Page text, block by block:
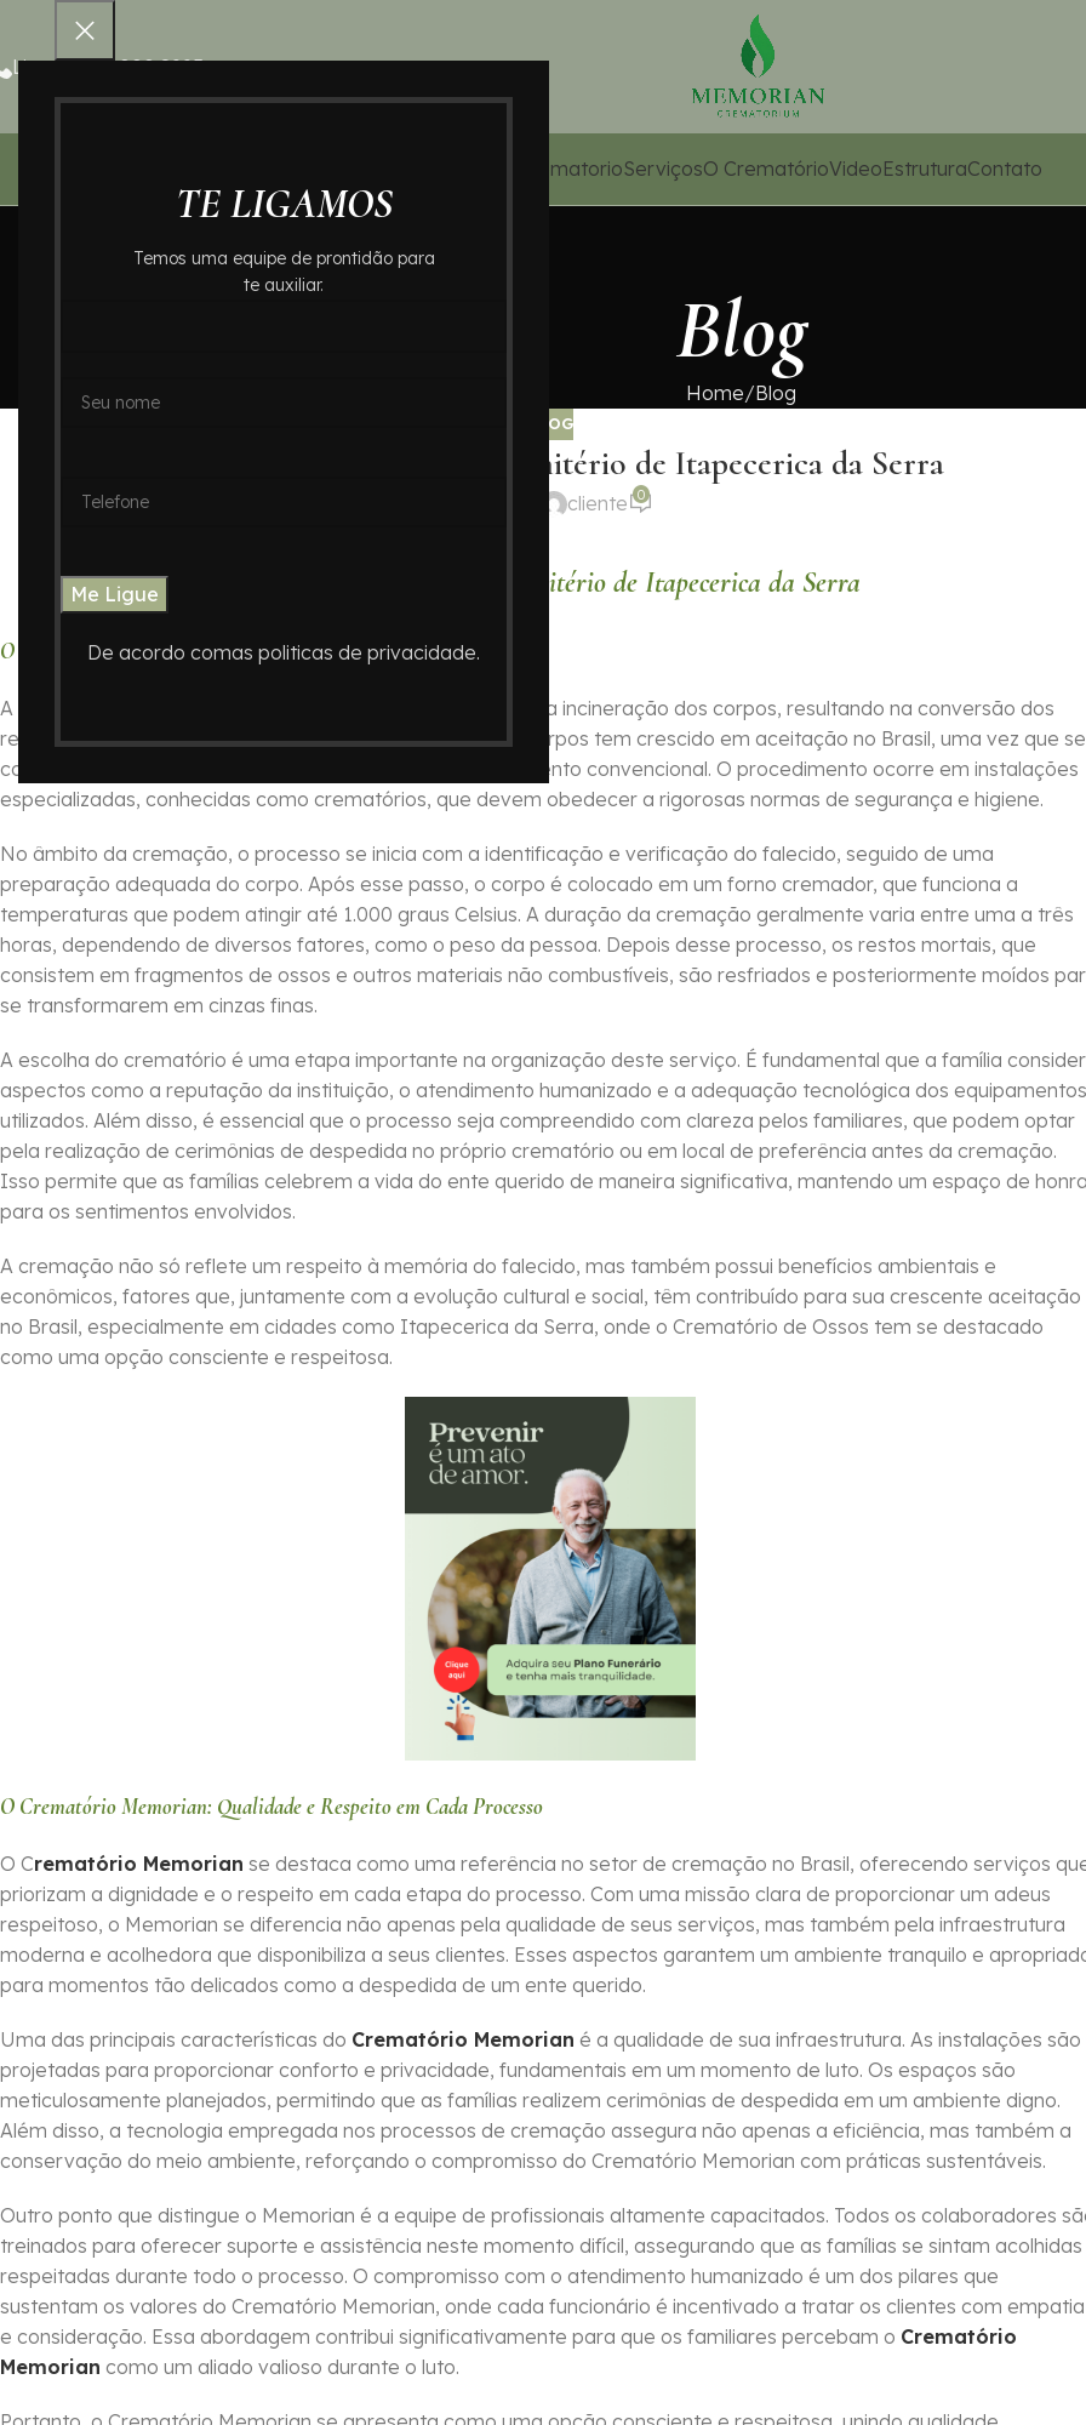
TE LIGAMOS
Temos uma equipe de prontidão para
te auxiliar.
De acordo comas politicas de privacidade.
Ligue 0800 000 8995
Home – CrematorioServiçosO CrematórioVideoEstruturaContato
Blog
Home Blog
BLOG
Crematório de Ossos no Cemitério de Itapecerica da Serra
cliente 0
Crematório de Ossos no Cemitério de Itapecerica da Serra
O que é a Cremação de Restos Mortais?
A cremação de restos mortais é um processo que envolve a incineração dos corpos, resultando na conversão dos
restos mortais em cinzas. Este método de disposição de corpos tem crescido em aceitação no Brasil, uma vez que se
considera uma alternativa viável e respeitosa ao sepultamento convencional. O procedimento ocorre em instalações
especializadas, conhecidas como crematórios, que devem obedecer a rigorosas normas de segurança e higiene.
No âmbito da cremação, o processo se inicia com a identificação e verificação do falecido, seguido de uma
preparação adequada do corpo. Após esse passo, o corpo é colocado em um forno cremador, que funciona a
temperaturas que podem atingir até 1.000 graus Celsius. A duração da cremação geralmente varia entre uma a três
horas, dependendo de diversos fatores, como o peso da pessoa. Depois desse processo, os restos mortais, que
consistem em fragmentos de ossos e outros materiais não combustíveis, são resfriados e posteriormente moídos
se transformarem em cinzas finas.
A escolha do crematório é uma etapa importante na organização deste serviço. É fundamental que a família
aspectos como a reputação da instituição, o atendimento humanizado e a adequação tecnológica dos equipamentos
utilizados. Além disso, é essencial que o processo seja compreendido com clareza pelos familiares, que podem optar
pela realização de cerimônias de despedida no próprio crematório ou em local de preferência antes da cremação.
Isso permite que as famílias celebrem a vida do ente querido de maneira significativa, mantendo um espaço de
para os sentimentos envolvidos.
A cremação não só reflete um respeito à memória do falecido, mas também possui benefícios ambientais e
econômicos, fatores que, juntamente com a evolução cultural e social, têm contribuído para sua crescente aceitação
no Brasil, especialmente em cidades como Itapecerica da Serra, onde o Crematório de Ossos tem se destacado
como uma opção consciente e respeitosa.
O Crematório Memorian: Qualidade e Respeito em Cada Processo
O Crematório Memorian se destaca como uma referência no setor de cremação no Brasil, oferecendo serviços
priorizam a dignidade e o respeito em cada etapa do processo. Com uma missão clara de proporcionar um adeus
respeitoso, o Memorian se diferencia não apenas pela qualidade de seus serviços, mas também pela infraestrutura
moderna e acolhedora que disponibiliza a seus clientes. Esses aspectos garantem um ambiente tranquilo e
para momentos tão delicados como a despedida de um ente querido.
Uma das principais características do Crematório Memorian é a qualidade de sua infraestrutura. As instalações são
projetadas para proporcionar conforto e privacidade, fundamentais em um momento de luto. Os espaços são
meticulosamente planejados, permitindo que as famílias realizem cerimônias de despedida em um ambiente digno.
Além disso, a tecnologia empregada nos processos de cremação assegura não apenas a eficiência, mas também a
conservação do meio ambiente, reforçando o compromisso do Crematório Memorian com práticas sustentáveis.
Outro ponto que distingue o Memorian é a equipe de profissionais altamente capacitados. Todos os colaboradores
treinados para oferecer suporte e assistência neste momento difícil, assegurando que as famílias se sintam
respeitadas durante todo o processo. O compromisso com o atendimento humanizado é um dos pilares que
sustentam os valores do Crematório Memorian, onde cada funcionário é incentivado a tratar os clientes com empatia
e consideração. Essa abordagem contribui significativamente para que os familiares percebam o Crematório
Memorian como um aliado valioso durante o luto.